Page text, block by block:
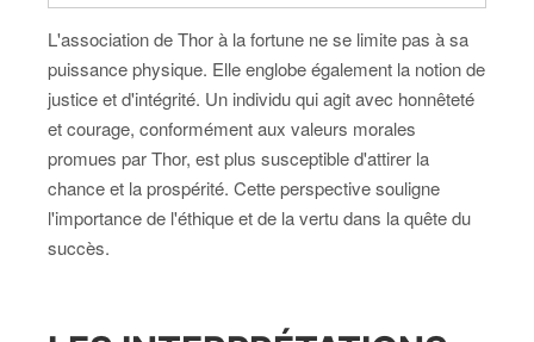
L'association de Thor à la fortune ne se limite pas à sa
puissance physique. Elle englobe également la notion de
justice et d'intégrité. Un individu qui agit avec honnêteté
et courage, conformément aux valeurs morales
promues par Thor, est plus susceptible d'attirer la
chance et la prospérité. Cette perspective souligne
l'importance de l'éthique et de la vertu dans la quête du
succès.